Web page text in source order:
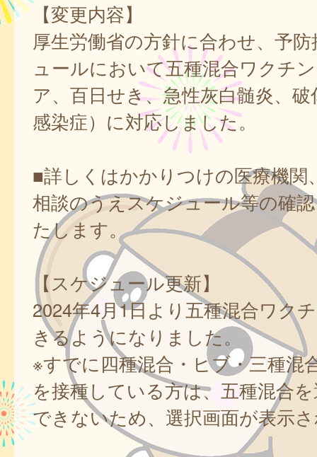
【変更内容】
厚生労働省の方針に合わせ、予
ュールにおいて五種混合ワクチ
ア、百日せき、急性灰白髄炎、
感染症）に対応しました。
■詳しくはかかりつけの医療機関
相談のうえスケジュール等の確
たします。
【スケジュール更新】
2024年4月1日より五種混合ワク
きるようになりました。
※すでに四種混合・ヒブ・三種混
を接種している方は、五種混合
できないため、選択画面が表示